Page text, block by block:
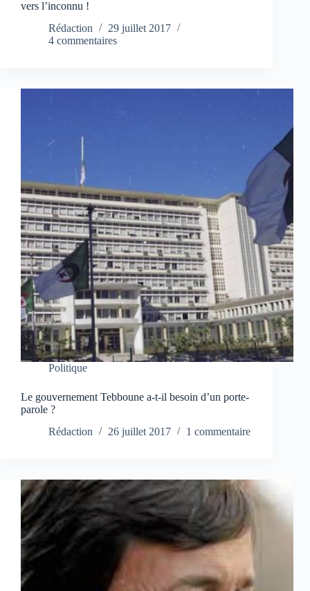
vers l’inconnu !
Rédaction
29 juillet 2017
4 commentaires
Politique
Le gouvernement Tebboune a-t-il besoin d’un porte-
parole ?
Rédaction
26 juillet 2017 1 commentaire